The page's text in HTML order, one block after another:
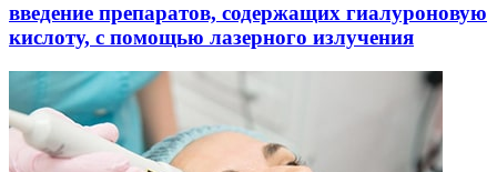
введение препаратов, содержащих гиалуроновую
кислоту, с помощью лазерного излучения